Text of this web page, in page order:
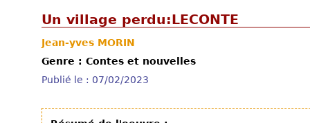
Un village perdu:LECONTE
Jean-yves MORIN
Genre : Contes et nouvelles
Publié le : 07/02/2023